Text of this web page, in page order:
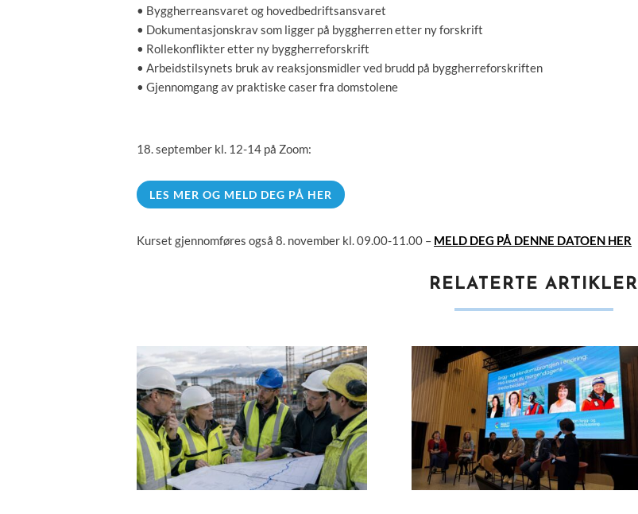
• Byggherreansvaret og hovedbedriftsansvaret
• Dokumentasjonskrav som ligger på byggherren etter ny forskrift
• Rollekonflikter etter ny byggherreforskrift
• Arbeidstilsynets bruk av reaksjonsmidler ved brudd på byggherreforskriften
• Gjennomgang av praktiske caser fra domstolene
18. september kl. 12-14 på Zoom:
LES MER OG MELD DEG PÅ HER
Kurset gjennomføres også 8. november kl. 09.00-11.00 – MELD DEG PÅ DENNE DATOEN HER
RELATERTE ARTIKLER